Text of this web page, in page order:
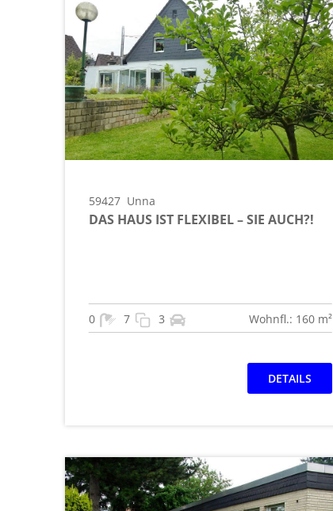
59427 Unna
DAS HAUS IST FLEXIBEL – SIE AUCH?!
0 7 3 Wohnfl.: 160 m²
DETAILS